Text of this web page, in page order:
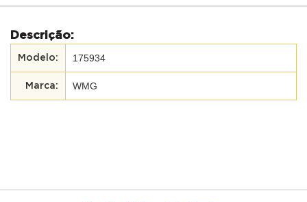
Descrição:
175934
WMG